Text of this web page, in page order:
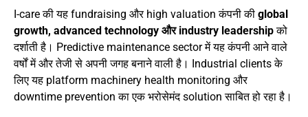
I-care की यह fundraising और high valuation कंपनी की global
growth, advanced technology और industry leadershipको
दर्शाती है। Predictive maintenance sector में यह कंपनी आने वाले
वर्षों में और तेजी से अपनी जगह बनाने वाली है। Industrial clients के
लिए यह platform machinery health monitoring और
downtime prevention का एक भरोसेमंद solution साबित हो रहा है।